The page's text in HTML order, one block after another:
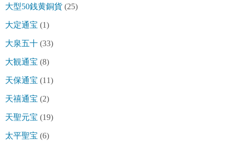
大型50銭黄銅貨 (25)
大定通宝 (1)
大泉五十 (33)
大観通宝 (8)
天保通宝 (11)
天禧通宝 (2)
天聖元宝 (19)
太平聖宝 (6)